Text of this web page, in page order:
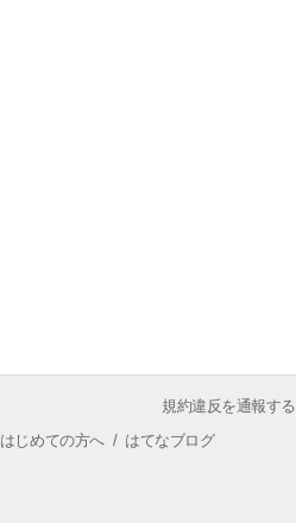
規約違反を通報する
はじめての方へ/ はてなブログ